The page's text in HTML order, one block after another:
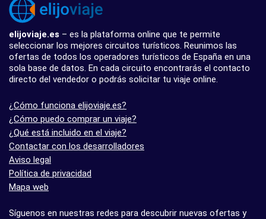
elijoviaje.es – es la plataforma online que te permite
seleccionar los mejores circuitos turísticos. Reunimos las
ofertas de todos los operadores turísticos de España en una
sola base de datos. En cada circuito encontrarás el contacto
directo del vendedor o podrás solicitar tu viaje online.
¿Cómo funciona elijoviaje.es?
¿Cómo puedo comprar un viaje?
¿Qué está incluido en el viaje?
Contactar con los desarrolladores
Aviso legal
Política de privacidad
Mapa web
Síguenos en nuestras redes para descubrir nuevas ofertas y